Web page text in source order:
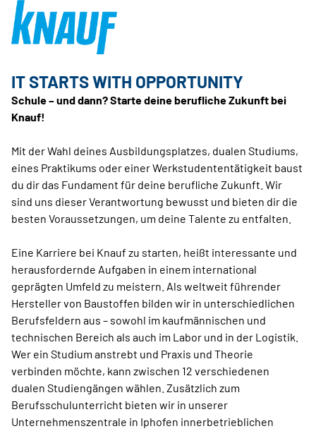
IT STARTS WITH OPPORTUNITY
Schule – und dann? Starte deine berufliche Zukunft bei
Knauf!
Mit der Wahl deines Ausbildungsplatzes, dualen Studiums,
eines Praktikums oder einer Werkstudententätigkeit baust
du dir das Fundament für deine berufliche Zukunft. Wir
sind uns dieser Verantwortung bewusst und bieten dir die
besten Voraussetzungen, um deine Talente zu entfalten.
Eine Karriere bei Knauf zu starten, heißt interessante und
herausfordernde Aufgaben in einem international
geprägten Umfeld zu meistern. Als weltweit führender
Hersteller von Baustoffen bilden wir in unterschiedlichen
Berufsfeldern aus – sowohl im kaufmännischen und
technischen Bereich als auch im Labor und in der Logistik.
Wer ein Studium anstrebt und Praxis und Theorie
verbinden möchte, kann zwischen 12 verschiedenen
dualen Studiengängen wählen. Zusätzlich zum
Berufsschulunterricht bieten wir in unserer
Unternehmenszentrale in Iphofen innerbetrieblichen